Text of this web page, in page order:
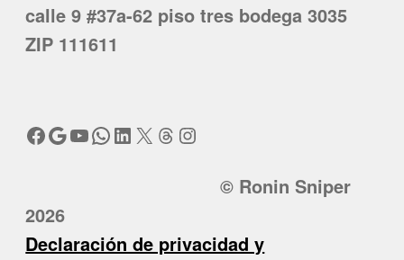
calle 9 #37a-62 piso tres bodega 3035
ZIP 111611
Facebook
Google
YouTube
WhatsApp
LinkedIn
X Threads
Instagram
© Ronin Sniper
2026
Declaración de privacidad y